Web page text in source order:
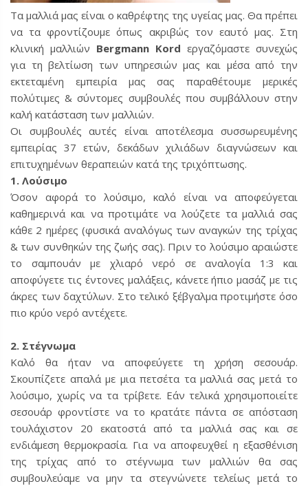
Τα μαλλιά μας είναι ο καθρέφτης της υγείας μας. Θα πρέπει
να τα φροντίζουμε όπως ακριβώς τον εαυτό μας. Στη
κλινική μαλλιών Bergmann Kord εργαζόμαστε συνεχώς
για τη βελτίωση των υπηρεσιών μας και μέσα από την
εκτεταμένη εμπειρία μας σας παραθέτουμε μερικές
πολύτιμες & σύντομες συμβουλές που συμβάλλουν στην
καλή κατάσταση των μαλλιών.
Οι συμβουλές αυτές είναι αποτέλεσμα συσσωρευμένης
εμπειρίας 37 ετών, δεκάδων χιλιάδων διαγνώσεων και
επιτυχημένων θεραπειών κατά της τριχόπτωσης.
1. Λούσιμο
Όσον αφορά το λούσιμο, καλό είναι να αποφεύγεται
καθημερινά και να προτιμάτε να λούζετε τα μαλλιά σας
κάθε 2 ημέρες (φυσικά αναλόγως των αναγκών της τρίχας
& των συνθηκών της ζωής σας). Πριν το λούσιμο αραιώστε
το σαμπουάν με χλιαρό νερό σε αναλογία 1:3 και
αποφύγετε τις έντονες μαλάξεις, κάνετε ήπιο μασάζ με τις
άκρες των δαχτύλων. Στο τελικό ξέβγαλμα προτιμήστε όσο
πιο κρύο νερό αντέχετε.
2. Στέγνωμα
Καλό θα ήταν να αποφεύγετε τη χρήση σεσουάρ.
Σκουπίζετε απαλά με μια πετσέτα τα μαλλιά σας μετά το
λούσιμο, χωρίς να τα τρίβετε. Εάν τελικά χρησιμοποιείτε
σεσουάρ φροντίστε να το κρατάτε πάντα σε απόσταση
τουλάχιστον 20 εκατοστά από τα μαλλιά σας και σε
ενδιάμεση θερμοκρασία. Για να αποφευχθεί η εξασθένιση
της τρίχας από το στέγνωμα των μαλλιών θα σας
συμβουλεύαμε να μην τα στεγνώνετε τελείως μετά το